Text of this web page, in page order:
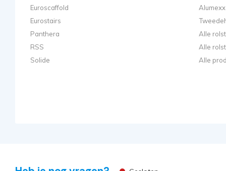
Euroscaffold
Eurostairs
Panthera
RSS
Solide
Alle
Alle
Alle